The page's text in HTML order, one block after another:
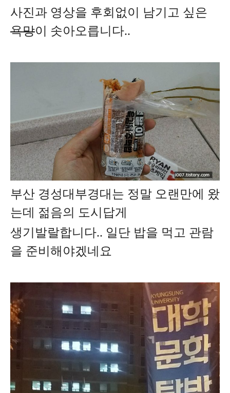
사진과 영상을 후회없이 남기고 싶은
욕망이 솟아오릅니다..
부산 경성대부경대는 정말 오랜만에 왔
는데 젊음의 도시답게
생기발랄합니다.. 일단 밥을 먹고 관람
을 준비해야겠네요